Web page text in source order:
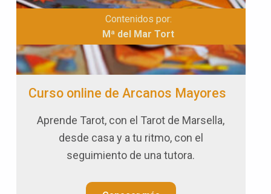
Contenidos por:
Mª del Mar Tort
Curso online de Arcanos Mayores
Aprende Tarot, con el Tarot de Marsella,
desde casa y a tu ritmo, con el
seguimiento de una tutora.